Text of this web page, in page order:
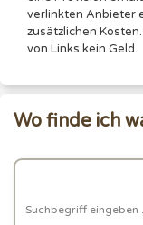
verlinkten Anbieter
zusätzlichen
von Links kein Geld.
Wo finde ich